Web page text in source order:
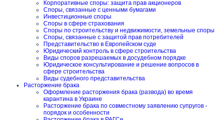
Корпоративные споры: защита прав акционеров
Споры, связанные с ценными бумагами
Инвестиционные споры
Споры в сфере страхования
Споры по строительству и недвижимости, земельные споры
Споры, связанные с защитой прав потребителей
Представительство в Европейском суде
Юридический контроль в сфере строительства
Виды споров разрешаемых в досудебном порядке
Юридическое консультирование и решение вопросов в
сфере строительства
Виды судебного представительства
Расторжение брака
Оформление расторжения брака (развода) во время
карантина в Украине
Расторжение брака по совместному заявлению супругов -
порядок и особенности